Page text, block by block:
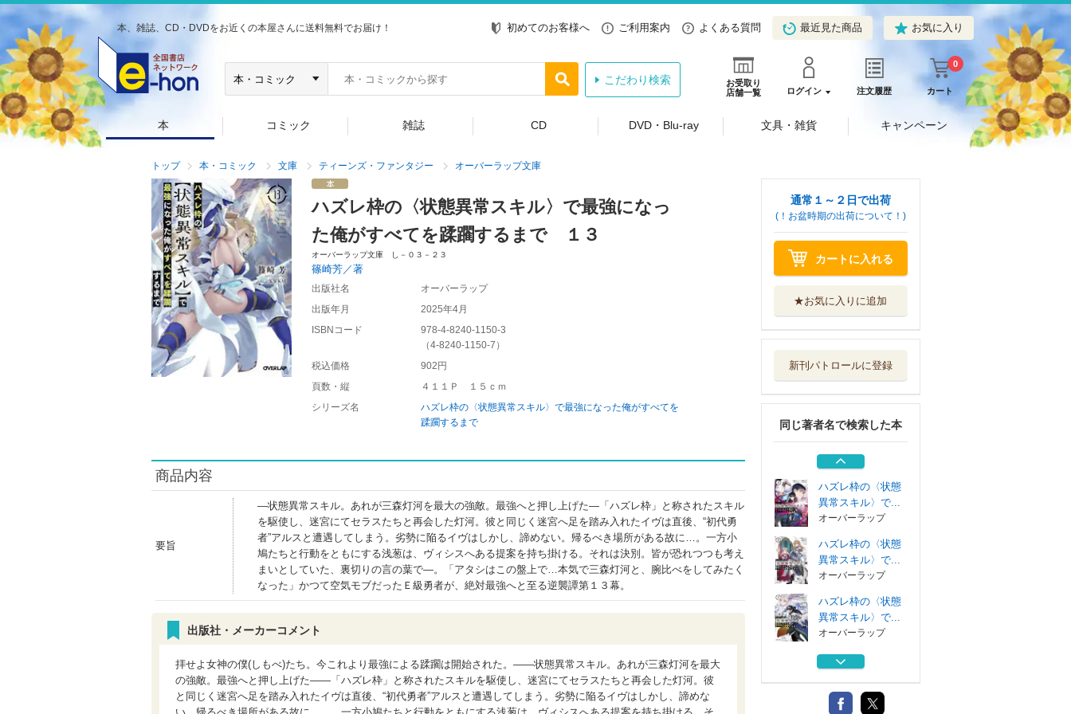
本、雑誌、CD・DVDをお近くの本屋さんに送料無料でお届け！ 初めてのお客様へ ご利用案内 よくある質問 最近見た商品 お気に入り
お受取り
店舗一覧
ログイン 注文履歴 カート
0
こだわり検索
本 コミック 雑誌 CD DVD・Blu-ray 文具・雑貨 キャンペーン
トップ 本・コミック 文庫 ティーンズ・ファンタジー オーバーラップ文庫
ハズレ枠の〈状態異常スキル〉で最強になっ
た俺がすべてを蹂躙するまで １３
オーバーラップ文庫 し－０３－２３
篠崎芳／著
出版社名
オーバーラップ
出版年月
2025年4月
ISBNコード
978-4-8240-1150-3
（4-8240-1150-7 ）
税込価格
902円
頁数・縦
４１１Ｐ １５ｃｍ
シリーズ名
ハズレ枠の〈状態異常スキル〉で最強になった俺がすべてを
蹂躙するまで
商品内容
要旨
―状態異常スキル。あれが三森灯河を最大の強敵。最強へと押し上げた―「ハズレ枠」と称されたスキル
を駆使し、迷宮にてセラスたちと再会した灯河。彼と同じく迷宮へ足を踏み入れたイヴは直後、“初代勇
者”アルスと遭遇してしまう。劣勢に陥るイヴはしかし、諦めない。帰るべき場所がある故に…。一方小
鳩たちと行動をともにする浅葱は、ヴィシスへある提案を持ち掛ける。それは決別。皆が恐れつつも考え
まいとしていた、裏切りの言の葉で―。「アタシはこの盤上で…本気で三森灯河と、腕比べをしてみたく
なった」かつて空気モブだったＥ級勇者が、絶対最強へと至る逆襲譚第１３幕。
出版社・メーカーコメント
拝せよ女神の僕(しもべ)たち。今これより最強による蹂躙は開始された。――状態異常スキル。あれが三森灯河を最大
の強敵。最強へと押し上げた――「ハズレ枠」と称されたスキルを駆使し、迷宮にてセラスたちと再会した灯河。彼
と同じく迷宮へ足を踏み入れたイヴは直後、“初代勇者”アルスと遭遇してしまう。劣勢に陥るイヴはしかし、諦めな
通常１～２日で出荷
(！お盆時期の出荷について！)
カートに入れる
★お気に入りに追加
新刊パトロールに登録
同じ著者名で検索した本
ハズレ枠の〈状態
異常スキル〉で...
ハズレ枠の〈状態
オーバーラップ
ハズレ枠の〈状態
異常スキル〉で...
オーバーラップ
ハズレ枠の〈状態
異常スキル〉で...
オーバーラップ
ハズレ枠の〈状態
異常スキル〉で...
オーバーラップ
ハズレ枠の〈状態
異常スキル〉で...
オーバーラップ
ハズレ枠の〈状態
オーバーラップ